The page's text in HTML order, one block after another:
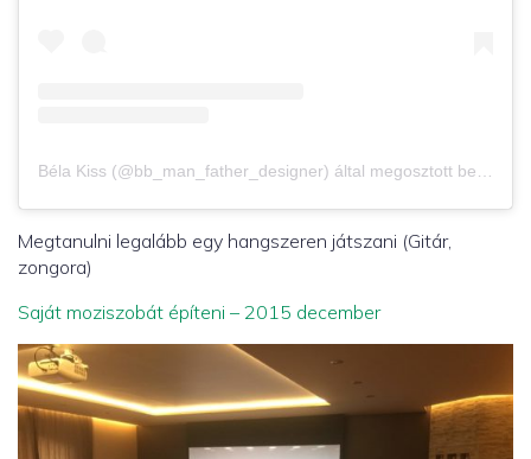
Megtanulni legalább egy hangszeren játszani (Gitár,
zongora)
Saját moziszobát építeni – 2015 december